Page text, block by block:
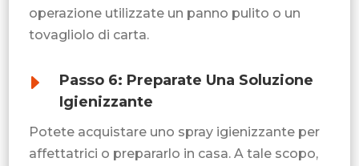
operazione utilizzate un panno pulito o un
tovagliolo di carta.
E
Passo 6: Preparate Una Soluzione
Igienizzante
Potete acquistare uno spray igienizzante per
affettatrici o prepararlo in casa. A tale scopo,